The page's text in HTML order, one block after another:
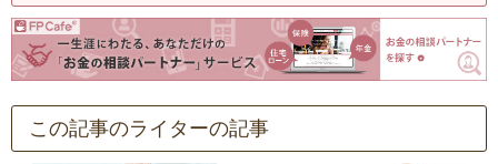
この記事のライターの記事